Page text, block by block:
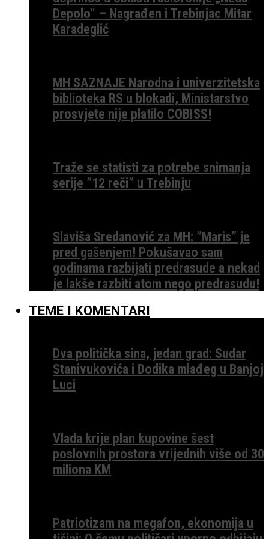
Depolo“ – Nagrađen i Trebinjac Mitar
Karadeglić
MH SAZNAJE Narodna i univerzitetska
biblioteka RS u blokadi, Ministarstvo
prosvjete nije platilo COBISS!
Traže se statisti za potrebe snimanja
serije ”12 reči” u Trebinju
Slaviša Sredanović za MH: ”Maris” je
pred gašenjem! Pokušavao sam
godinama razbijati predrasude a nekad
je lakše razbiti atom nego predrasudu!
TEME I KOMENTARI
Dva politička sina, jedan grad: Sudar
Stanivukovića i Dodika mlađeg u Banjoj
Luci
Vlada krije plan kupovine šest
poslovnih prostora vrijednih više od 30
miliona KM
Patriotizam na megafon, ekonomija u